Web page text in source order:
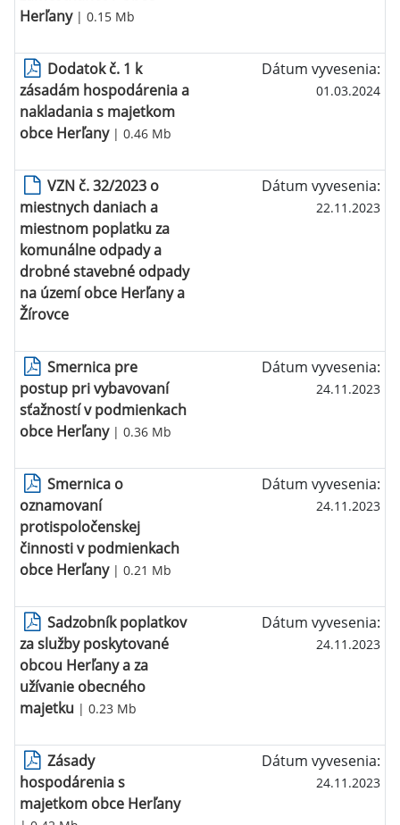
Herľany| 0.15 Mb
Dodatok č. 1 k
zásadám hospodárenia a
nakladania s majetkom
obce Herľany| 0.46 Mb
Dátum vyvesenia:
01.03.2024
VZN č. 32/2023 o
miestnych daniach a
miestnom poplatku za
komunálne odpady a
drobné stavebné odpady
na území obce Herľany a
Žírovce
Dátum vyvesenia:
22.11.2023
Smernica pre
postup pri vybavovaní
sťažností v podmienkach
obce Herľany| 0.36 Mb
Dátum vyvesenia:
24.11.2023
Smernica o
oznamovaní
protispoločenskej
činnosti v podmienkach
obce Herľany| 0.21 Mb
Dátum vyvesenia:
24.11.2023
Sadzobník poplatkov
za služby poskytované
obcou Herľany a za
užívanie obecného
majetku | 0.23 Mb
Dátum vyvesenia:
24.11.2023
Zásady
hospodárenia s
majetkom obce Herľany
Dátum vyvesenia:
24.11.2023